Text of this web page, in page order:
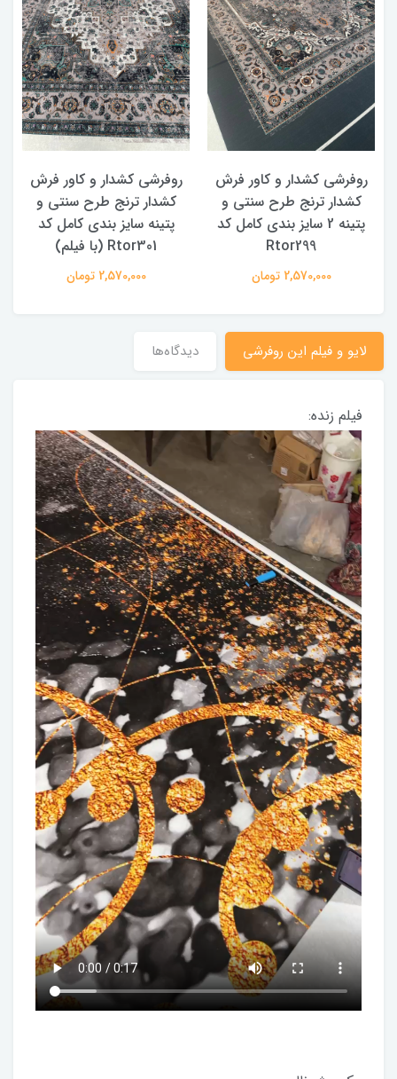
روفرشی کشدار و کاور فرش
کشدار ترنج طرح سنتی و
پتینه 2 سایز بندی کامل کد
Rtor299
2,570,000 تومان
روفرشی کشدار و کاور فرش
کشدار ترنج طرح سنتی و
پتینه سایز بندی کامل کد
Rtor301 (با فیلم)
2,570,000 تومان
لایو و فیلم این روفرشی دیدگاه‌ها
فیلم زنده: